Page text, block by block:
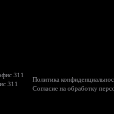
311
311
Политика
Согласие на обработку